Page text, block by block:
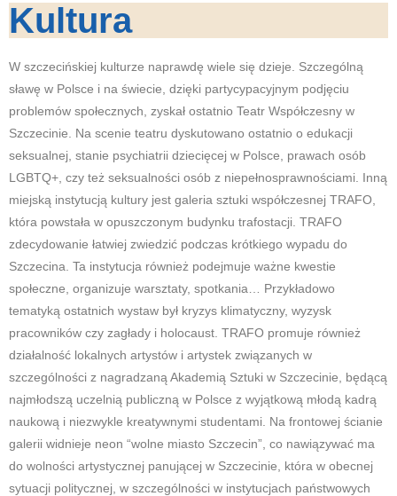
Kultura
W szczecińskiej kulturze naprawdę wiele się dzieje. Szczególną
sławę w Polsce i na świecie, dzięki partycypacyjnym podjęciu
problemów społecznych, zyskał ostatnio Teatr Współczesny w
Szczecinie. Na scenie teatru dyskutowano ostatnio o edukacji
seksualnej, stanie psychiatrii dziecięcej w Polsce, prawach osób
LGBTQ+, czy też seksualności osób z niepełnosprawnościami. Inną
miejską instytucją kultury jest galeria sztuki współczesnej TRAFO,
która powstała w opuszczonym budynku trafostacji. TRAFO
zdecydowanie łatwiej zwiedzić podczas krótkiego wypadu do
Szczecina. Ta instytucja również podejmuje ważne kwestie
społeczne, organizuje warsztaty, spotkania… Przykładowo
tematyką ostatnich wystaw był kryzys klimatyczny, wyzysk
pracowników czy zagłady i holocaust. TRAFO promuje również
działalność lokalnych artystów i artystek związanych w
szczególności z nagradzaną Akademią Sztuki w Szczecinie, będącą
najmłodszą uczelnią publiczną w Polsce z wyjątkową młodą kadrą
naukową i niezwykle kreatywnymi studentami. Na frontowej ścianie
galerii widnieje neon “wolne miasto Szczecin”, co nawiązywać ma
do wolności artystycznej panującej w Szczecinie, która w obecnej
sytuacji politycznej, w szczególności w instytucjach państwowych